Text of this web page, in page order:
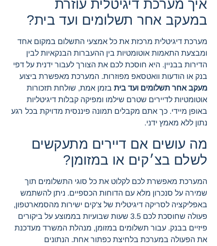
איך מערכת דיגיטלית עוזרת
במעקב אחר תשלומים ועד בית?
מערכת דיגיטלית מרכזת את כל אמצעי התשלום במקום אחד
ומבצעת התאמות אוטומטיות בין ההעברות הבנקאיות לבין
הדירות בבניין. היא חוסכת לכם את הצורך לעבור ידנית על דפי
בנק או הודעות וואטסאפ מפוזרות. המערכת מאפשרת ביצוע
מעקב אחר תשלומים ועד בית בזמן אמת, שולחת תזכורות
אוטומטיות לדיירים שטרם שילמו ומפיקה קבלות דיגיטליות
באופן מיידי. כך אתם מקבלים תמונה פיננסית מדויקת בכל רגע
נתון ללא מאמץ ידני.
מה עושים אם דיירים מתעקשים
לשלם בצ׳קים או במזומן?
המערכת מאפשרת לכם לקלוט את כל סוגי התשלומים תוך
שמירה על סנכרון מלא עם הדוחות הכספיים. ניתן להשתמש
באפליקציה לסריקה דיגיטלית של צ'קים ישירות מהסמארטפון,
פעולה שחוסכת לכם 3.5 שעות שבועיות בממוצע על ביקורים
פיזיים בבנק. עבור תשלומים במזומן, מנהלת המשרד מעדכנת
את הפעולה במערכת בלחיצת כפתור אחת. הנתונים